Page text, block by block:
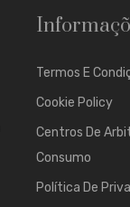
Termos E
Cookie Policy
Centros De
Consumo
Política De